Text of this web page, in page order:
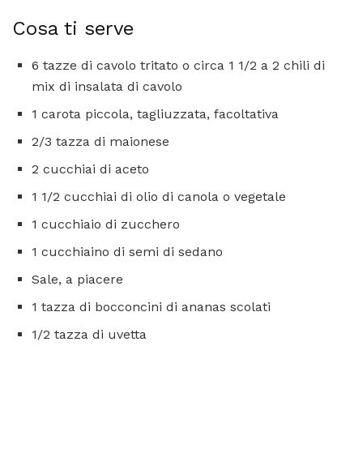
Cosa ti serve
6 tazze di cavolo tritato o circa 1 1/2 a 2 chili di
mix di insalata di cavolo
1 carota piccola, tagliuzzata, facoltativa
2/3 tazza di maionese
2 cucchiai di aceto
1 1/2 cucchiai di olio di canola o vegetale
1 cucchiaio di zucchero
1 cucchiaino di semi di sedano
Sale, a piacere
1 tazza di bocconcini di ananas scolati
1/2 tazza di uvetta